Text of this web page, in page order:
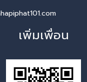
เพิ่มเพื่อน